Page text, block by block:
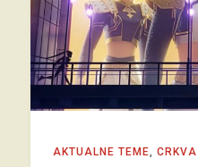
AKTUALNE TEME